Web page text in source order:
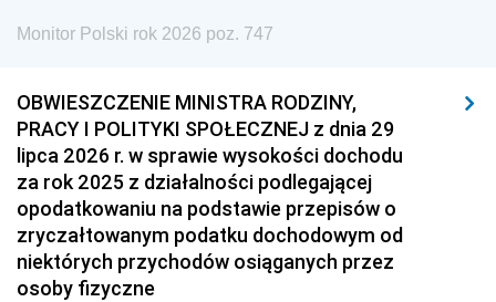
Monitor Polski rok 2026 poz. 747
OBWIESZCZENIE MINISTRA RODZINY,
PRACY I POLITYKI SPOŁECZNEJ z dnia 29
lipca 2026 r. w sprawie wysokości dochodu
za rok 2025 z działalności podlegającej
opodatkowaniu na podstawie przepisów o
zryczałtowanym podatku dochodowym od
niektórych przychodów osiąganych przez
osoby fizyczne